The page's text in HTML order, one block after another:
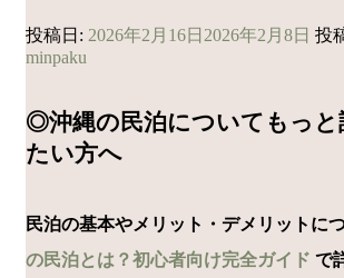
投稿日: 2026年2月16日 2026年2月8日 投
minpaku
◎沖縄の民泊についてもっと
たい方へ
民泊の基本やメリット・デメリットに
の民泊とは？初心者向け完全ガイド で